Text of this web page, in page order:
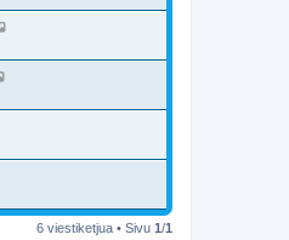
6 viestiketjua • Sivu 1/1